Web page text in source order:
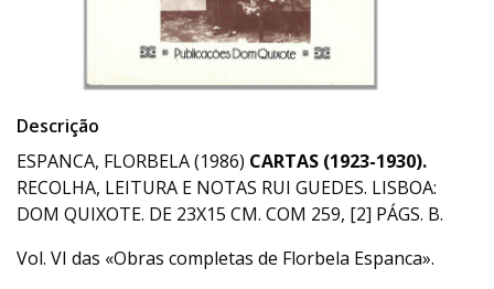
Descrição
ESPANCA, FLORBELA (1986) CARTAS (1923-1930).
RECOLHA, LEITURA E NOTAS RUI GUEDES. LISBOA:
DOM QUIXOTE. DE 23X15 CM. COM 259, [2] PÁGS. B.
Vol. VI das «Obras completas de Florbela Espanca».